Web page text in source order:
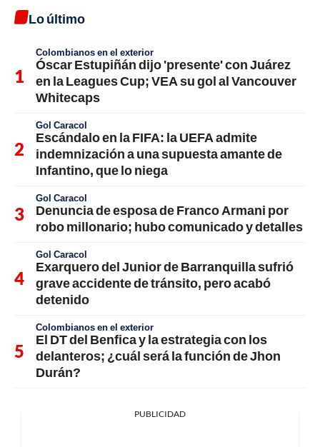
Lo último
Colombianos en el exterior
Óscar Estupiñán dijo 'presente' con Juárez
en la Leagues Cup; VEA su gol al Vancouver
Whitecaps
Gol Caracol
Escándalo en la FIFA: la UEFA admite
indemnización a una supuesta amante de
Infantino, que lo niega
Gol Caracol
Denuncia de esposa de Franco Armani por
robo millonario; hubo comunicado y detalles
Gol Caracol
Exarquero del Junior de Barranquilla sufrió
grave accidente de tránsito, pero acabó
detenido
Colombianos en el exterior
El DT del Benfica y la estrategia con los
delanteros; ¿cuál será la función de Jhon
Durán?
PUBLICIDAD